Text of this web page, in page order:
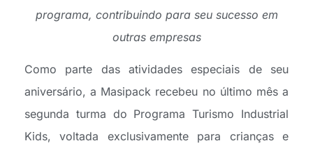
programa, contribuindo para seu sucesso em
outras empresas
Como parte das atividades especiais de seu
aniversário, a Masipack recebeu no último mês a
segunda turma do Programa Turismo Industrial
Kids, voltada exclusivamente para crianças e